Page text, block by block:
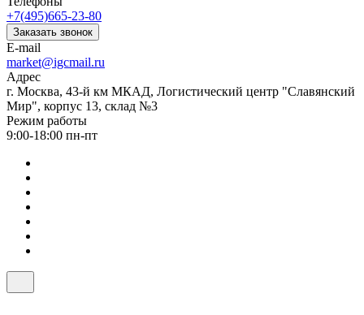
+7(495)665-23-80
Заказать звонок
E-mail
market@igcmail.ru
Адрес
г. Москва, 43-й км МКАД, Логистический центр "Славянский
Мир", корпус 13, склад №3
Режим работы
9:00-18:00 пн-пт